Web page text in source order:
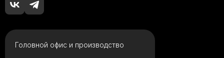
Головной офис и производство